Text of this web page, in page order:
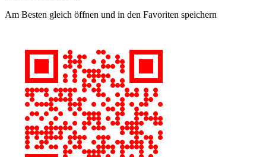
Am Besten gleich öffnen und in den Favoriten speichern